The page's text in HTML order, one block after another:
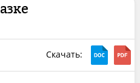
Скачать: